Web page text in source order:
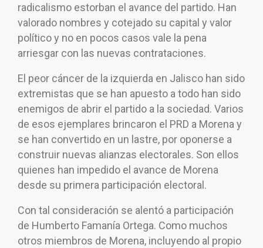
radicalismo estorban el avance del partido. Han
valorado nombres y cotejado su capital y valor
político y no en pocos casos vale la pena
arriesgar con las nuevas contrataciones.
El peor cáncer de la izquierda en Jalisco han sido
extremistas que se han apuesto a todo han sido
enemigos de abrir el partido a la sociedad. Varios
de esos ejemplares brincaron el PRD a Morena y
se han convertido en un lastre, por oponerse a
construir nuevas alianzas electorales. Son ellos
quienes han impedido el avance de Morena
desde su primera participación electoral.
Con tal consideración se alentó a participación
de Humberto Famanía Ortega. Como muchos
otros miembros de Morena, incluyendo al propio